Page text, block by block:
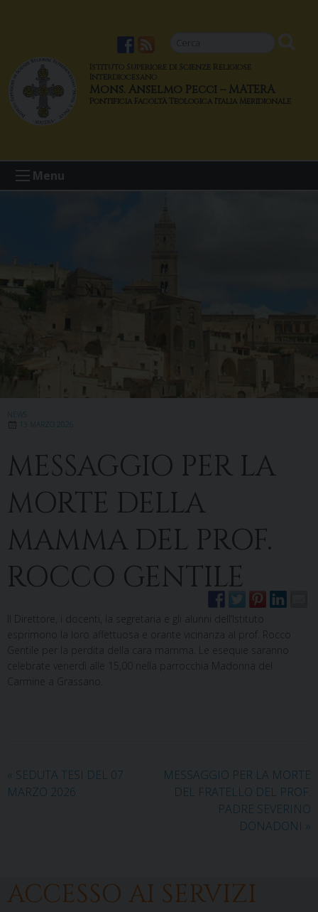
t
n
Istituto Superiore di Scienze Religiose
Interdiocesano
Mons. Anselmo Pecci – MATERA
Menu
NEWS
13 MARZO 2026
MESSAGGIO PER LA
MORTE DELLA
MAMMA DEL PROF.
ROCCO GENTILE
Il Direttore, i docenti, la segretaria e gli alunni dell’Istituto
esprimono la loro affettuosa e orante vicinanza al prof. Rocco
Gentile per la perdita della cara mamma. Le esequie saranno
celebrate venerdì alle 15,00 nella parrocchia Madonna del
Carmine a Grassano.
« SEDUTA TESI DEL 07
MARZO 2026
MESSAGGIO PER LA MORTE
DEL FRATELLO DEL PROF.
PADRE SEVERINO
DONADONI »
ACCESSO AI SERVIZI